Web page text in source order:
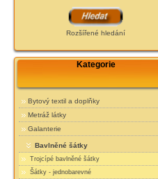
Rozšířené hledání
Kategorie
Bytový textil a doplňky
Metráž látky
Galanterie
Bavlněné šátky
Trojcípé bavlněné šátky
Šátky - jednobarevné